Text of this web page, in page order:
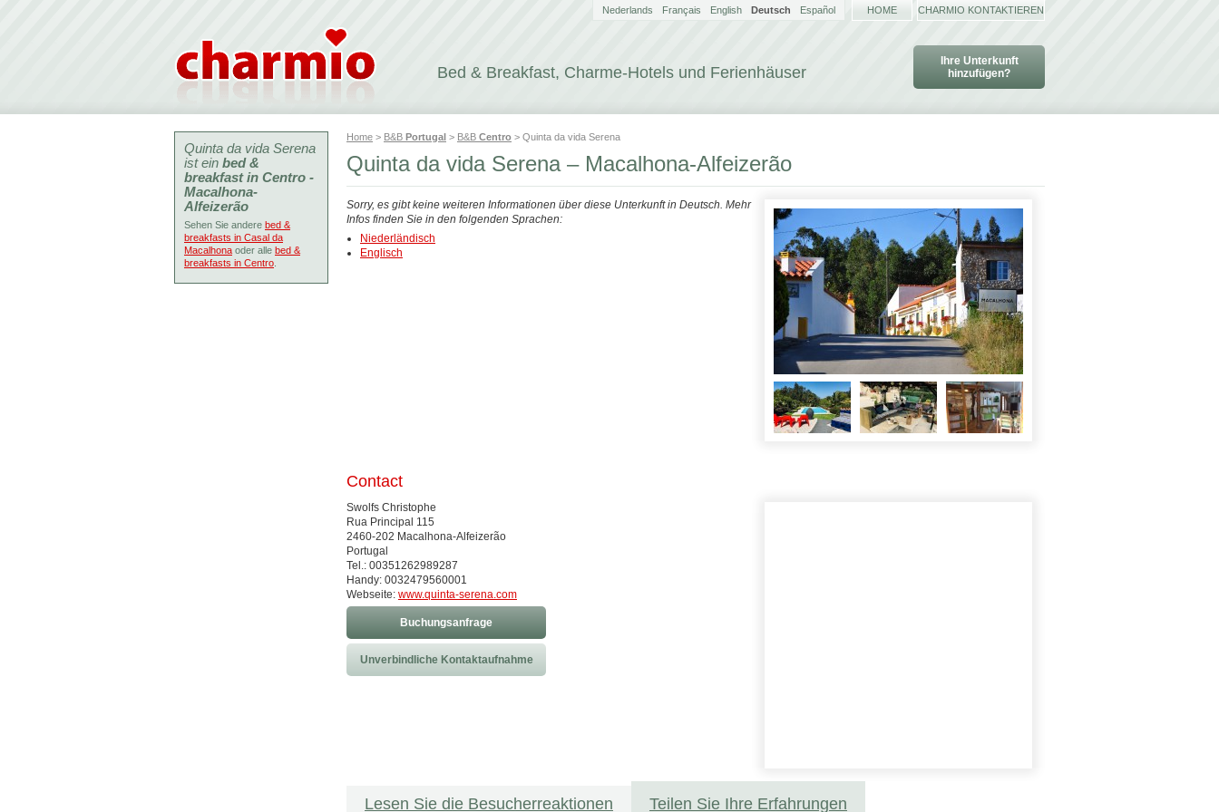
Bed & Breakfast, Charme-Hotels und Ferienhäuser
Ihre Unterkunft
hinzufügen?
Nederlands Français English Deutsch Español HOME CHARMIO KONTAKTIEREN
Home > B&B Portugal > B&B Centro > Quinta da vida Serena
Quinta da vida Serena – Macalhona-Alfeizerão
Sorry, es gibt keine weiteren Informationen über diese Unterkunft in Deutsch. Mehr
Infos finden Sie in den folgenden Sprachen:
Niederländisch
Englisch
Contact
Swolfs Christophe
Rua Principal 115
2460-202 Macalhona-Alfeizerão
Portugal
Tel.: 00351262989287
Handy: 0032479560001
Webseite: www.quinta-serena.com
Buchungsanfrage
Unverbindliche Kontaktaufnahme
Lesen Sie die Besucherreaktionen Teilen Sie Ihre Erfahrungen
Quinta da vida Serena
ist ein bed &
breakfast in Centro -
Macalhona-
Alfeizerão
Sehen Sie andere bed &
breakfasts in Casal da
Macalhona oder alle bed &
breakfasts in Centro